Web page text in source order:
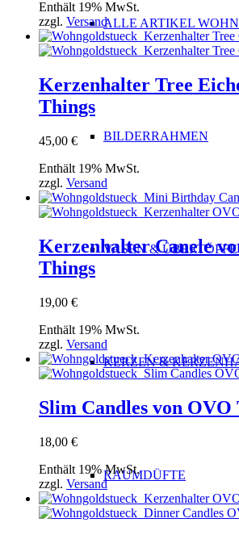
ALLE ARTIKEL
BILDERRAHMEN
VASEN & ÜBERTÖPFE
KERZEN &
RAUMDÜFTE
Enthält 19% MwSt.
zzgl. Versand
Kerzenhalter Tree
Things
45,00 €
Enthält 19% MwSt.
zzgl. Versand
Kerzenhalter Canele
Things
19,00 €
Enthält 19% MwSt.
zzgl. Versand
Slim Candles von OVO
18,00 €
Enthält 19% MwSt.
zzgl. Versand